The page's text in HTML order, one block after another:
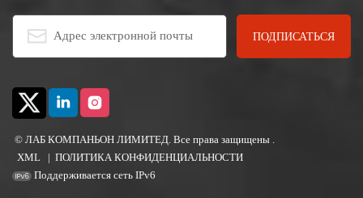
© ЛАБ КОМПАНЬОН ЛИМИТЕД. Все права защищены .
XML
| ПОЛИТИКА КОНФИДЕНЦИАЛЬНОСТИ
Поддерживается сеть IPv6